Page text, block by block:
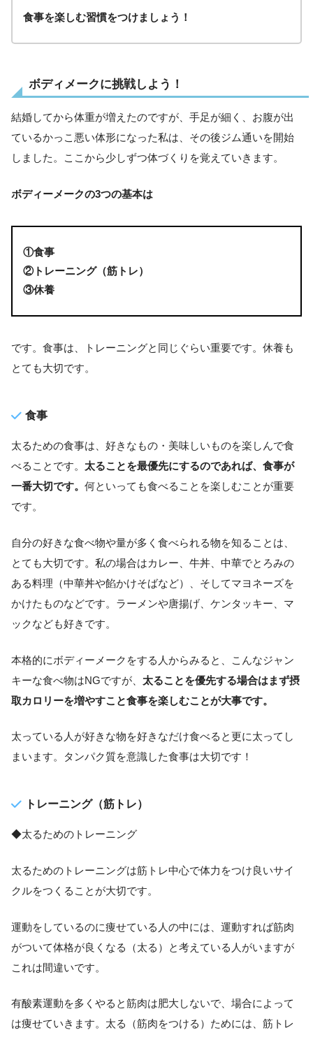
食事を楽しむ習慣をつけましょう！
ボディメークに挑戦しよう！
結婚してから体重が増えたのですが、手足が細く、お腹が出
ているかっこ悪い体形になった私は、その後ジム通いを開始
しました。ここから少しずつ体づくりを覚えていきます。
ボディーメークの3つの基本は
①食事
②トレーニング（筋トレ）
③休養
です。食事は、トレーニングと同じぐらい重要です。休養も
とても大切です。
食事
太るための食事は、好きなもの・美味しいものを楽しんで食
べることです。 太ることを最優先にするのであれば、食事が
一番大切です。 何といっても食べることを楽しむことが重要
です。
自分の好きな食べ物や量が多く食べられる物を知ることは、
とても大切です。私の場合はカレー、牛丼、中華でとろみの
ある料理（中華丼や餡かけそばなど）、そしてマヨネーズを
かけたものなどです。ラーメンや唐揚げ、ケンタッキー、マ
ックなども好きです。
本格的にボディーメークをする人からみると、こんなジャン
キーな食べ物はNGですが、 太ることを優先する場合はまず摂
取カロリーを増やすこと食事を楽しむことが大事です。
太っている人が好きな物を好きなだけ食べると更に太ってし
まいます。タンパク質を意識した食事は大切です！
トレーニング（筋トレ）
◆太るためのトレーニング
太るためのトレーニングは筋トレ中心で体力をつけ良いサイ
クルをつくることが大切です。
運動をしているのに痩せている人の中には、運動すれば筋肉
がついて体格が良くなる（太る）と考えている人がいますが
これは間違いです。
有酸素運動を多くやると筋肉は肥大しないで、場合によって
は痩せていきます。太る（筋肉をつける）ためには、筋トレ